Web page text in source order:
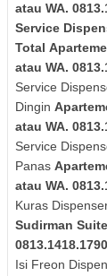
atau WA.
Service
Total
atau WA.
Service
Dingin
atau WA.
Service
Panas
atau WA.
Kuras
Sudirman
Isi Freon